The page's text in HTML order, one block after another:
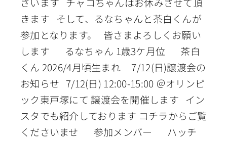
きます そして、るなちゃんと茶白くんが
参加となります。 皆さまよろしくお願い
します るなちゃん 1歳3ケ月位 茶白
くん 2026/4月頃生まれ 7/12(日)譲渡会の
お知らせ 7/12(日) 12:00-15:00 ＠オリンピ
ック東戸塚にて 譲渡会を開催します イン
スタでも紹介しております コチラからご覧
くださいませ 参加メンバー ハッチ